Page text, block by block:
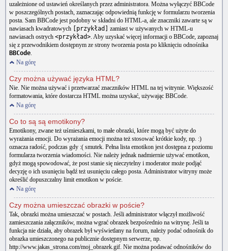
uzależnione od ustawień określanych przez administratora. Można wyłączyć BBCode
w poszczególnych postach, zaznaczając odpowiednią funkcję w formularzu tworzenia
posta. Sam BBCode jest podobny w składni do HTML-a, ale znaczniki zawarte są w
nawiasach kwadratowych
[przykład]
zamiast w używanych w HTML-u
nawiasach ostrych <przykład>. Aby uzyskać więcej informacji o BBCode, zapoznaj
się z przewodnikiem dostępnym ze strony tworzenia posta po kliknięciu odnośnika
BBCode.
Na górę
Czy można używać języka HTML?
Nie. Nie można używać i przetwarzać znaczników HTML na tej witrynie. Większość
formatowania, które dostarcza HTML można uzyskać, używając BBCode.
Na górę
Co to są są emotikony?
Emotikony, zwane też uśmieszkami, to małe obrazki, które mogą być użyte do
wyrażania emocji. Do wyrażania emocji można też stosować krótkie kody, np. :)
oznacza radość, podczas gdy :( smutek. Pełna lista emotikon jest dostępna z poziomu
formularza tworzenia wiadomości. Nie należy jednak nadmiernie używać emotikon,
gdyż mogą spowodować, że post stanie się nieczytelny i moderator może podjąć
decyzję o ich usunięciu bądź też usunięciu całego posta. Administrator witryny może
określić dopuszczalny limit emotikon w poście.
Na górę
Czy można umieszczać obrazki w poście?
Tak, obrazki można umieszczać w postach. Jeśli administrator włączył możliwość
zamieszczania załączników, można wgrać obrazek bezpośrednio na witrynę. Jeśli ta
funkcja nie działa, aby obrazek był wyświetlany na forum, należy podać odnośnik do
obrazka umieszczonego na publicznie dostępnym serwerze, np.
http://www.jakas_strona.com/moj_obrazek.gif. Nie można podawać odnośników do